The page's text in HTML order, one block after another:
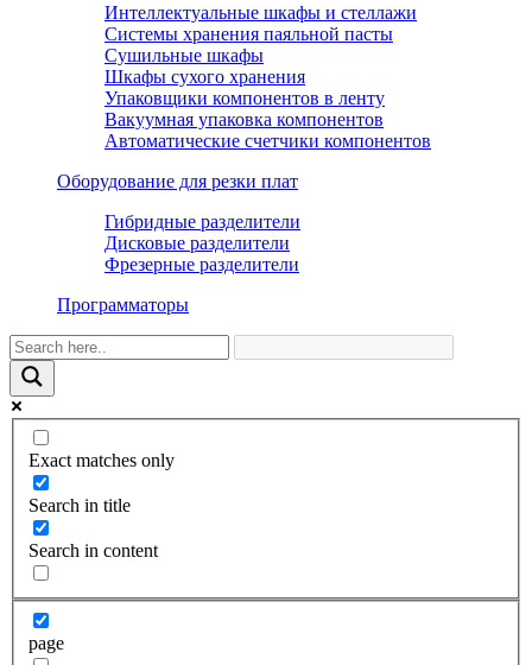
Интеллектуальные шкафы и стеллажи
Системы хранения паяльной пасты
Сушильные шкафы
Шкафы сухого хранения
Упаковщики компонентов в ленту
Вакуумная упаковка компонентов
Автоматические счетчики компонентов
Оборудование для резки плат
Гибридные разделители
Дисковые разделители
Фрезерные разделители
Программаторы
Exact matches only
Search in title
Search in content
page